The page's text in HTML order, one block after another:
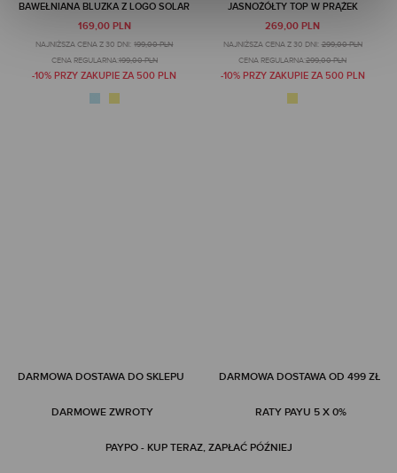
BAWEŁNIANA BLUZKA Z LOGO SOLAR
169,00 PLN
NAJNIŻSZA CENA Z 30 DNI: 199,00 PLN
CENA REGULARNA:199,00 PLN
-10% PRZY ZAKUPIE ZA 500 PLN
JASNOŻÓŁTY TOP W PRĄŻEK
269,00 PLN
NAJNIŻSZA CENA Z 30 DNI: 299,00 PLN
CENA REGULARNA:299,00 PLN
-10% PRZY ZAKUPIE ZA 500 PLN
DARMOWA DOSTAWA DO SKLEPU DARMOWA DOSTAWA OD 499 ZŁ
DARMOWE ZWROTY RATY PAYU 5 X 0%
PAYPO - KUP TERAZ, ZAPŁAĆ PÓŹNIEJ